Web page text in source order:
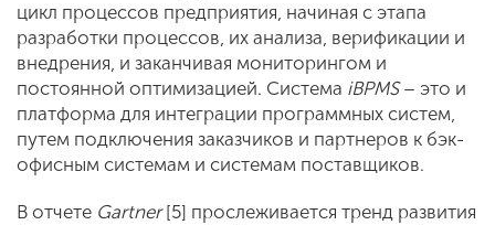
цикл процессов предприятия, начиная с этапа
разработки процессов, их анализа, верификации и
внедрения, и заканчивая мониторингом и
постоянной оптимизацией. Система iBPMS– это и
платформа для интеграции программных систем,
путем подключения заказчиков и партнеров к бэк-
офисным системам и системам поставщиков.
В отчете Gartner[5] прослеживается тренд развития